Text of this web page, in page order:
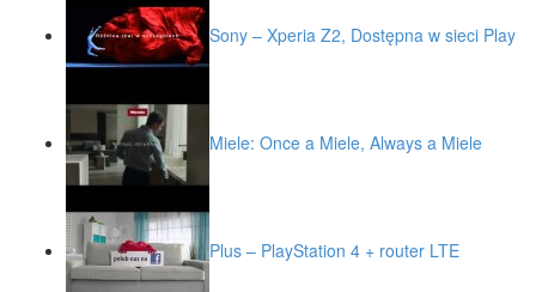
Sony – Xperia Z2, Dostępna w sieci Play
Miele: Once a Miele, Always a Miele
Plus – PlayStation 4 + router LTE